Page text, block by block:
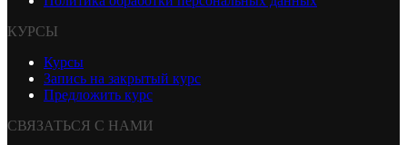
КУРСЫ
Курсы
Запись на закрытый курс
Предложить курс
СВЯЗАТЬСЯ С НАМИ